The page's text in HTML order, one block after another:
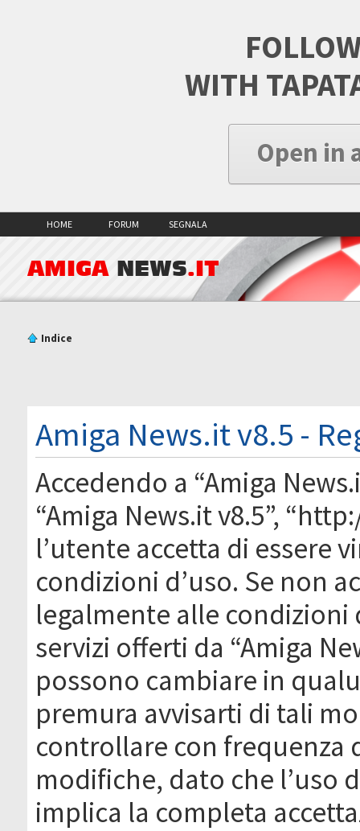
WITH
Open in
HOME FORUM SEGNALA
AMIGA NEWS.IT
Indice
Amiga News.it v8.5 -
Accedendo a “Amiga
“Amiga News.it v8.5”,
l’utente accetta di essere
condizioni d’uso. Se non
legalmente alle condizioni
servizi offerti da “Amiga
possono cambiare in
premura avvisarti di tali
controllare con frequenza
modifiche, dato che l’uso
implica la completa